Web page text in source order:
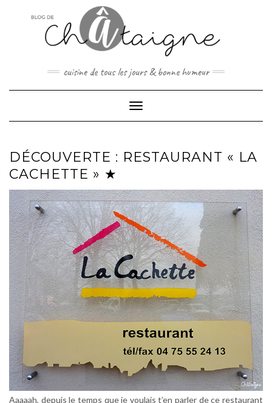
cuisine de tous les jours & bonne humeur
Toggle Navigation
DÉCOUVERTE : RESTAURANT « LA
CACHETTE » ★
Aaaaah, depuis le temps que je voulais t’en parler de ce restaurant